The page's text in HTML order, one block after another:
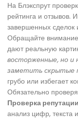
На Блэкспрут
рейтинга и отзывов.
завершенных сделок
Обращайте
дают реальную
восторженные, но и
заметить скрытые
грубо или избегает
Обязательно
Проверка
анализ цифр, текста